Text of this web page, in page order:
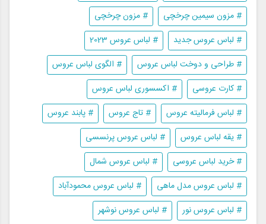
# مزون سیمین چرخچی
# مزون چرخچی
# لباس عروس جدید
# لباس عروس 2023
# طراحی و دوخت لباس عروس
# الگوی لباس عروس
# کارت عروسی
# اکسسوری لباس عروس
# لباس فرمالیته عروس
# تاج عروس
# پابند عروس
# یقه لباس عروس
# لباس عروس پرنسسی
# خرید لباس عروسی
# لباس عروس شمال
# لباس عروس مدل ماهی
# لباس عروس محمودآباد
# لباس عروس نور
# لباس عروس نوشهر